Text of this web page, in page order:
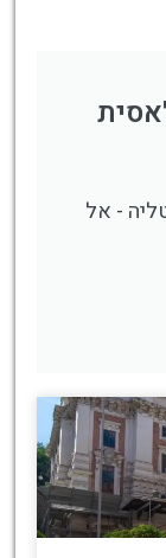
- אל